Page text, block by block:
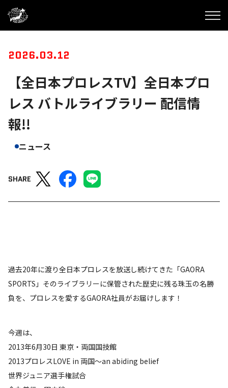
2026.03.12
【全日本プロレスTV】全日本プロ
レス バトルライブラリー 配信情
報!!
ニュース
SHARE
過去20年に渡り全日本プロレスを放送し続けてきた「GAORA
SPORTS」そのライブラリーに保管された歴史に残る珠玉の名勝
負を、プロレスを愛するGAORA社員がお届けします！
今週は、
2013年6月30日 東京・両国国技館
2013プロレスLOVE in 両国～an abiding belief
世界ジュニア選手権試合